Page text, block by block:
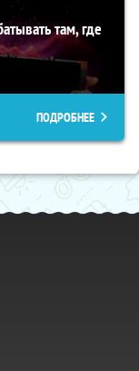
там, где
ПОДРОБНЕЕ